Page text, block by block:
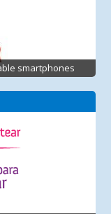
smartphones